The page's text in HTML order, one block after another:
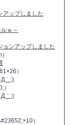
アップしました
ｗ～
ョンアップしました
）
｀;)
｀;)
）